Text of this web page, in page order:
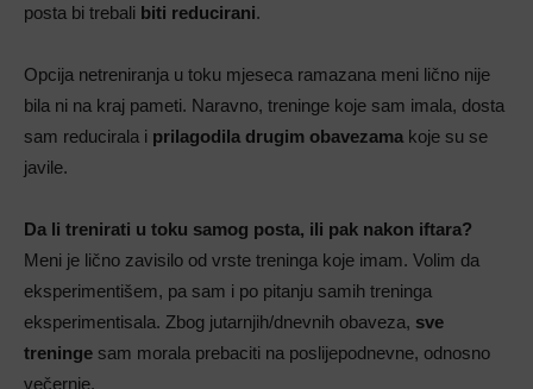
posta bi trebali biti reducirani.
Opcija netreniranja u toku mjeseca ramazana meni lično nije
bila ni na kraj pameti. Naravno, treninge koje sam imala, dosta
sam reducirala i prilagodila drugim obavezama koje su se
javile.
Da li trenirati u toku samog posta, ili pak nakon iftara?
Meni je lično zavisilo od vrste treninga koje imam. Volim da
eksperimentišem, pa sam i po pitanju samih treninga
eksperimentisala. Zbog jutarnjih/dnevnih obaveza, sve
treninge sam morala prebaciti na poslijepodnevne, odnosno
večernje.